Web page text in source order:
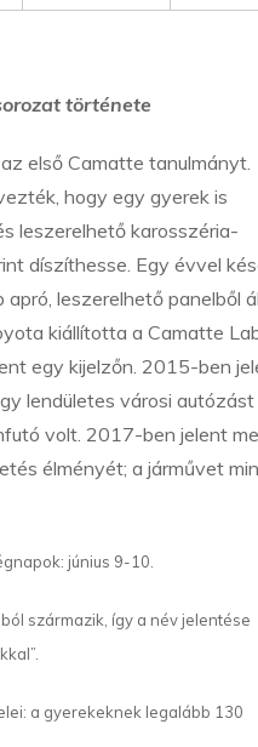
története
első Camatte tanulmányt.
hogy egy gyerek is
leszerelhető karosszéria-
díszíthesse. Egy évvel
leszerelhető
kiállította a Camatte
egy kijelzőn. 2015-ben
lendületes városi
volt. 2017-ben jelent
élményét; a járművet
június 9-10.
származik, így a név jelentése
a gyerekeknek legalább 130